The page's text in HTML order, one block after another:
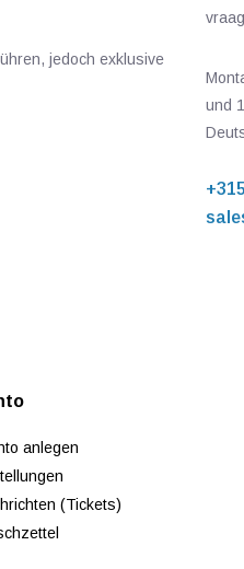
jedoch exklusive
vraag
und
anlegen
(Tickets)